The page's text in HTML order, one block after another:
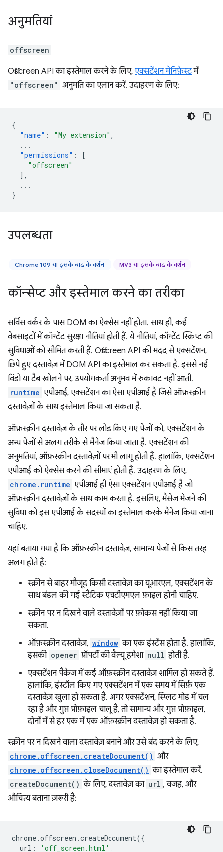
अनुमतियां
offscreen
Offscreen API का इस्तेमाल करने के लिए, एक्सटेंशन मेनिफ़ेस्टमें
"offscreen" अनुमति का एलान करें. उदाहरण के लिए:
{
"name" : "My extension" ,
...
"permissions" :
[
"offscreen"
],
...
}
उपलब्धता
Chrome 109 या इसके बाद के वर्शन MV3 या इसके बाद के वर्शन
कॉन्सेप्ट और इस्तेमाल करने का तरीका
सर्विस वर्कर के पास DOM का ऐक्सेस नहीं होता. साथ ही, कई
वेबसाइटों में कॉन्टेंट सुरक्षा नीतियां होती हैं. ये नीतियां, कॉन्टेंट स्क्रिप्ट की
सुविधाओं को सीमित करती हैं. Offscreen API की मदद से एक्सटेंशन,
छिपे हुए दस्तावेज़ में DOM API का इस्तेमाल कर सकता है. इससे नई
विंडो या टैब खोलने पर, उपयोगकर्ता अनुभव में रुकावट नहीं आती.
runtime एपीआई, एक्सटेंशन का ऐसा एपीआई है जिसे ऑफ़स्क्रीन
दस्तावेज़ों के साथ इस्तेमाल किया जा सकता है.
ऑफ़स्क्रीन दस्तावेज़ के तौर पर लोड किए गए पेजों को, एक्सटेंशन के
अन्य पेजों से अलग तरीके से मैनेज किया जाता है. एक्सटेंशन की
अनुमतियां, ऑफ़स्क्रीन दस्तावेज़ों पर भी लागू होती हैं. हालांकि, एक्सटेंशन
एपीआई को ऐक्सेस करने की सीमाएं होती हैं. उदाहरण के लिए,
chrome.runtime एपीआई ही ऐसा एक्सटेंशन एपीआई है जो
ऑफ़स्क्रीन दस्तावेज़ों के साथ काम करता है. इसलिए, मैसेज भेजने की
सुविधा को इस एपीआई के सदस्यों का इस्तेमाल करके मैनेज किया जाना
चाहिए.
यहां बताया गया है कि ऑफ़स्क्रीन दस्तावेज़, सामान्य पेजों से किस तरह
अलग होते हैं:
स्क्रीन से बाहर मौजूद किसी दस्तावेज़ का यूआरएल, एक्सटेंशन के
साथ बंडल की गई स्टैटिक एचटीएमएल फ़ाइल होनी चाहिए.
स्क्रीन पर न दिखने वाले दस्तावेज़ों पर फ़ोकस नहीं किया जा
सकता.
ऑफ़स्क्रीन दस्तावेज़, window का एक इंस्टेंस होता है. हालांकि,
इसकी opener प्रॉपर्टी की वैल्यू हमेशा null होती है.
एक्सटेंशन पैकेज में कई ऑफ़स्क्रीन दस्तावेज़ शामिल हो सकते हैं.
हालांकि, इंस्टॉल किए गए एक्सटेंशन में एक समय में सिर्फ़ एक
दस्तावेज़ खुला हो सकता है. अगर एक्सटेंशन, स्प्लिट मोड में चल
रहा है और गुप्त प्रोफ़ाइल चालू है, तो सामान्य और गुप्त प्रोफ़ाइल,
दोनों में से हर एक में एक ऑफ़स्क्रीन दस्तावेज़ हो सकता है.
स्क्रीन पर न दिखने वाला दस्तावेज़ बनाने और उसे बंद करने के लिए,
chrome.offscreen.createDocument() और
chrome.offscreen.closeDocument() का इस्तेमाल करें.
createDocument() के लिए, दस्तावेज़ का url , वजह, और
औचित्य बताना ज़रूरी है:
chrome.offscreen .createDocument({
url : 'off_screen.html' ,